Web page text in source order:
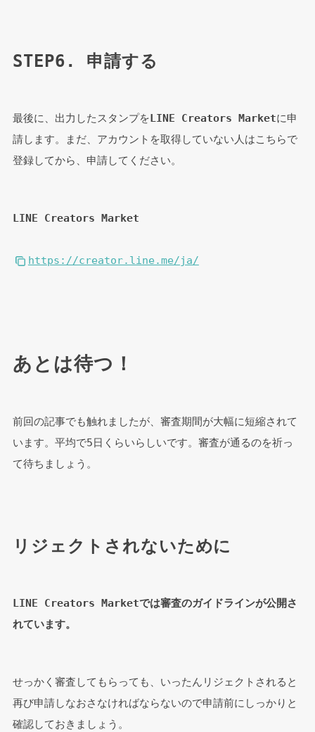
STEP6. 申請する
最後に、出力したスタンプをLINE Creators Marketに申
請します。まだ、アカウントを取得していない人はこちらで
登録してから、申請してください。
LINE Creators Market
https://creator.line.me/ja/
あとは待つ！
前回の記事でも触れましたが、審査期間が大幅に短縮されて
います。平均で5日くらいらしいです。審査が通るのを祈っ
て待ちましょう。
リジェクトされないために
LINE Creators Marketでは審査のガイドラインが公開さ
れています。
せっかく審査してもらっても、いったんリジェクトされると
再び申請しなおさなければならないので申請前にしっかりと
確認しておきましょう。